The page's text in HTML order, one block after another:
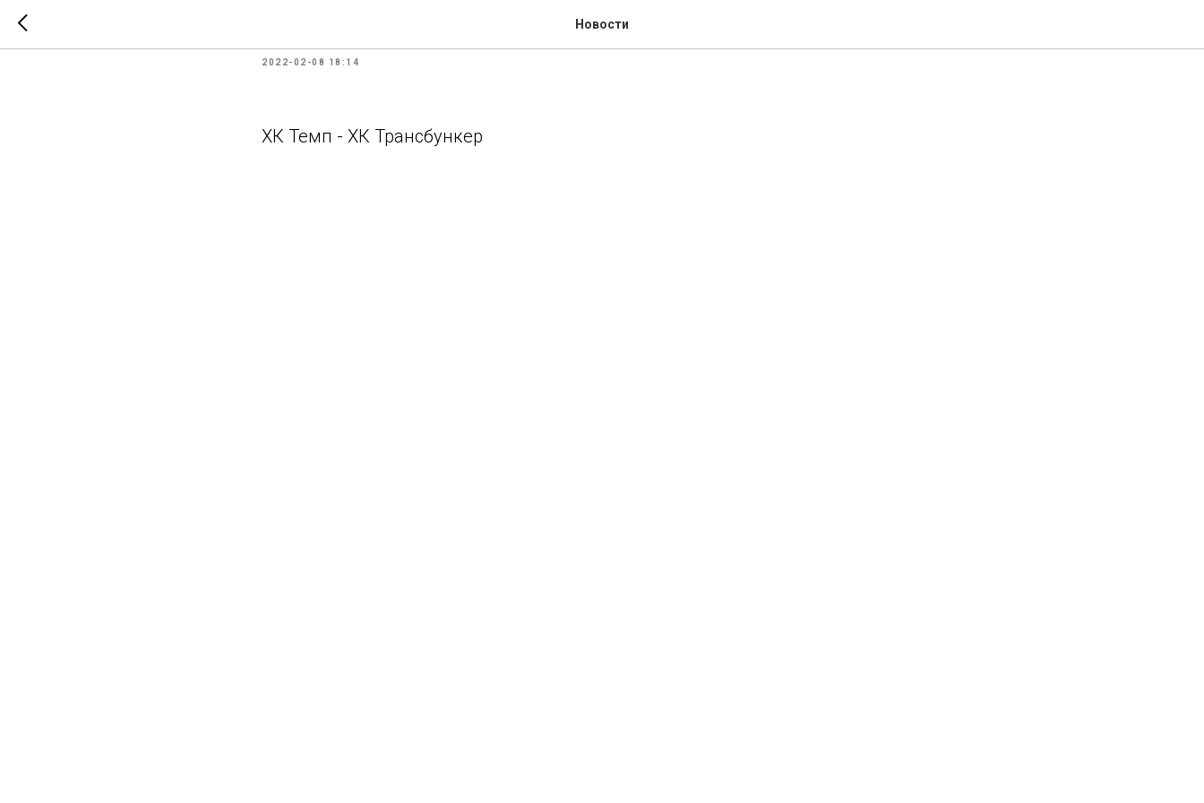
Новости
2022-02-08 18:14
ХК Темп - ХК Трансбункер